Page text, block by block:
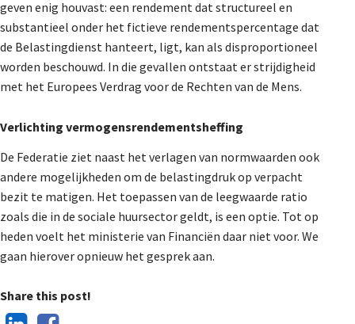
geven enig houvast: een rendement dat structureel en
substantieel onder het fictieve rendementspercentage dat
de Belastingdienst hanteert, ligt, kan als disproportioneel
worden beschouwd. In die gevallen ontstaat er strijdigheid
met het Europees Verdrag voor de Rechten van de Mens.
Verlichting vermogensrendementsheffing
De Federatie ziet naast het verlagen van normwaarden ook
andere mogelijkheden om de belastingdruk op verpacht
bezit te matigen. Het toepassen van de leegwaarde ratio
zoals die in de sociale huursector geldt, is een optie. Tot op
heden voelt het ministerie van Financiën daar niet voor. We
gaan hierover opnieuw het gesprek aan.
Share this post!